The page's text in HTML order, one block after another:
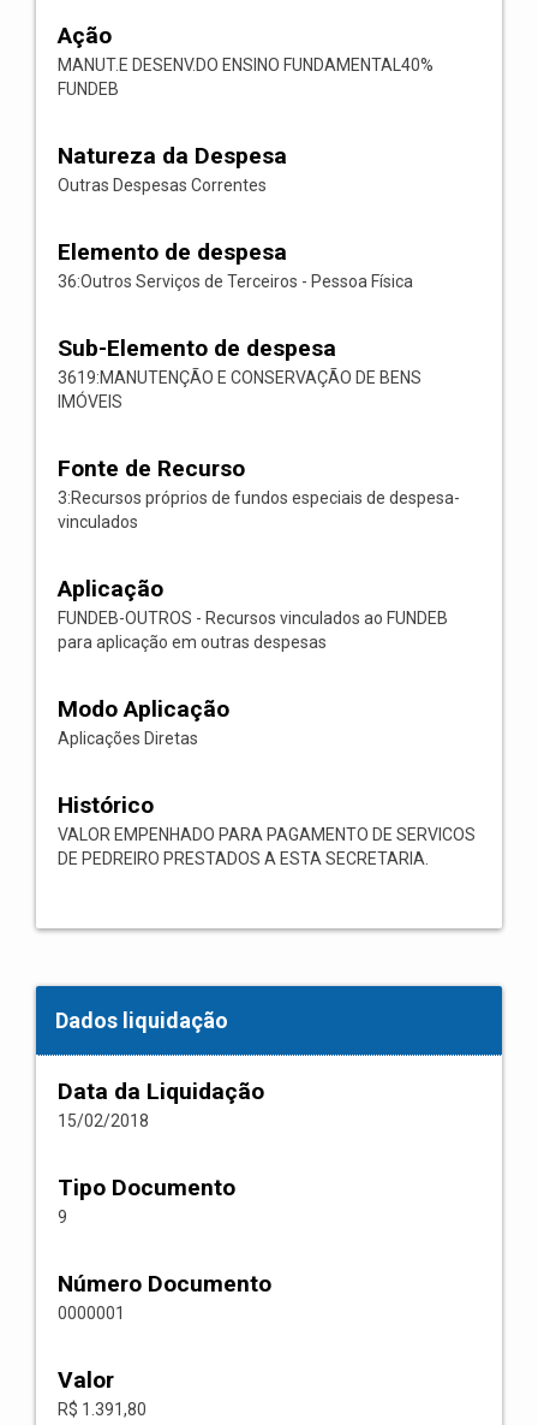
Ação
MANUT.E DESENV.DO ENSINO FUNDAMENTAL40%
FUNDEB
Natureza da Despesa
Outras Despesas Correntes
Elemento de despesa
36:Outros Serviços de Terceiros - Pessoa Física
Sub-Elemento de despesa
3619:MANUTENÇÃO E CONSERVAÇÃO DE BENS
IMÓVEIS
Fonte de Recurso
3:Recursos próprios de fundos especiais de despesa-
vinculados
Aplicação
FUNDEB-OUTROS - Recursos vinculados ao FUNDEB
para aplicação em outras despesas
Modo Aplicação
Aplicações Diretas
Histórico
VALOR EMPENHADO PARA PAGAMENTO DE SERVICOS
DE PEDREIRO PRESTADOS A ESTA SECRETARIA.
Dados liquidação
Data da Liquidação
15/02/2018
Tipo Documento
9
Número Documento
0000001
Valor
R$ 1.391,80